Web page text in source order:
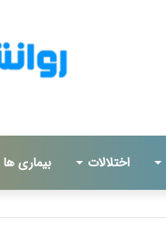
اختلالات بیماری ها